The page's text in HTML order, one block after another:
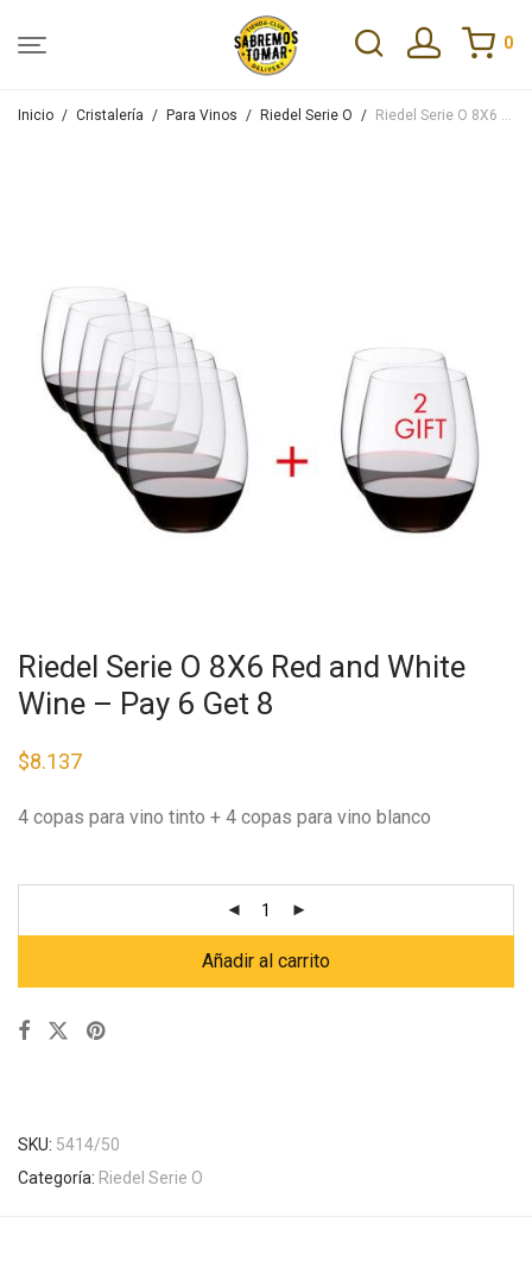
0
Inicio / Cristalería / Para Vinos / Riedel Serie O / Riedel Serie O 8X6 Red and White Wine – Pay 6 Get 8
Riedel Serie O 8X6 Red and White
Wine – Pay 6 Get 8
$8.137
4 copas para vino tinto + 4 copas para vino blanco
Añadir al carrito
SKU: 5414/50
Categoría: Riedel Serie O